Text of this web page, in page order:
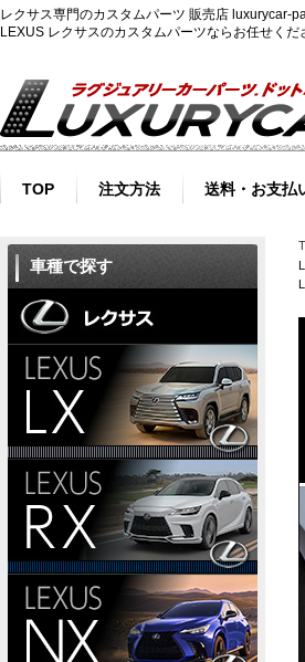
レクサス専門のカスタムパーツ 販売店 luxurycar-
LEXUS レクサスのカスタムパーツならお任せく
TOP 注文方法 送料・お支払
車種で探す